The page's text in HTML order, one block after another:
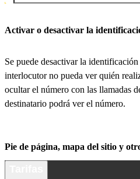
Activar o desactivar la
Se puede desactivar la
interlocutor no pueda ver quién
ocultar el número con las llamadas
destinatario podrá ver el número.
Pie de página, mapa del sitio y